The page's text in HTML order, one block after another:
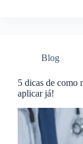
Blog
5 dicas de como
aplicar já!